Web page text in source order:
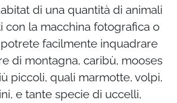
di una quantità di animali
con la macchina fotografica o
facilmente inquadrare
di montagna, caribù, mooses
piccoli, quali marmotte, volpi,
e tante specie di uccelli,